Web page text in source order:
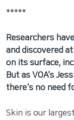
*****
Researchers
and discovered
on its surface,
But as VOA's
there's no need
Skin is our